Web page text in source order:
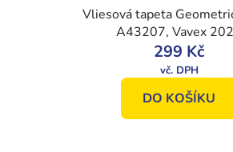
Vliesová tapeta
A43207, Vavex
299 Kč
DO KOŠÍKU